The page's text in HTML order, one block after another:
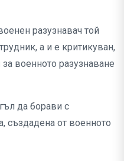
разузнавач той
а и е критикуван,
военното разузнаване
да борави с
създадена от военното